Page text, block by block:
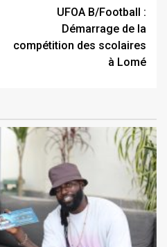
UFOA B/Football :
Démarrage de la
compétition des scolaires
à Lomé